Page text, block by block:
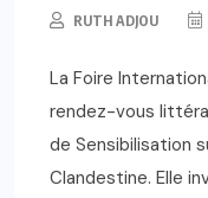
RUTH ADJOU
La Foire
rendez-vous
de Sensibilisation
Clandestine. Elle